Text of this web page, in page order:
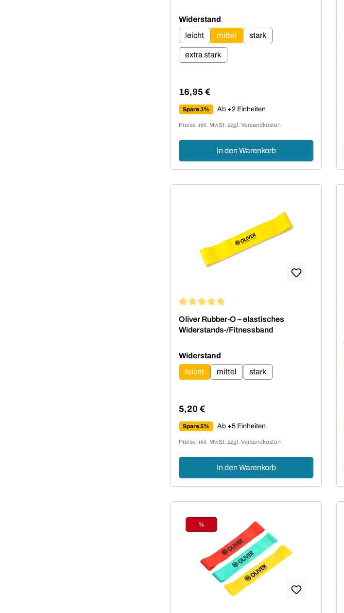
Widerstand
leicht
mittel stark
extra stark
Regulärer Preis:
16,95 €
Spare 3% Ab +2 Einheiten
Preise inkl. MwSt. zzgl. Versandkosten
In den Warenkorb
Oliver Rubber-O – elastisches
Widerstands-/Fitnessband
Widerstand
leicht
mittel stark
Regulärer Preis:
5,20 €
Spare 5% Ab +5 Einheiten
Preise inkl. MwSt. zzgl. Versandkosten
In den Warenkorb
Rabatt
%